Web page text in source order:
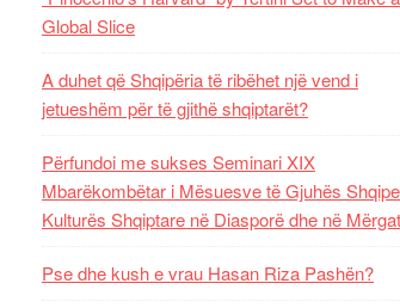
Global Slice
A duhet që Shqipëria të ribëhet një vend i
jetueshëm për të gjithë shqiptarët?
Përfundoi me sukses Seminari XIX
Mbarëkombëtar i Mësuesve të Gjuhës
Kulturës Shqiptare në Diasporë dhe në
Pse dhe kush e vrau Hasan Riza Pashën?